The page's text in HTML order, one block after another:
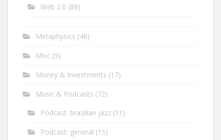
Web 2.0 (88)
Metaphysics (48)
Misc (9)
Money & Investments (17)
Music & Podcasts (72)
Podcast: brazilian jazz (11)
Podcast: general (15)